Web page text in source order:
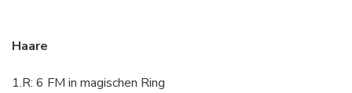
Haare
1.R: 6 FM in magischen Ring